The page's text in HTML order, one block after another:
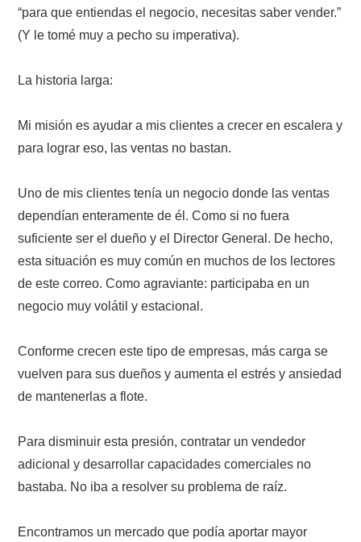
“para que entiendas el negocio, necesitas saber vender.”
(Y le tomé muy a pecho su imperativa).
La historia larga:
Mi misión es ayudar a mis clientes a crecer en escalera y
para lograr eso, las ventas no bastan.
Uno de mis clientes tenía un negocio donde las ventas
dependían enteramente de él. Como si no fuera
suficiente ser el dueño y el Director General. De hecho,
esta situación es muy común en muchos de los lectores
de este correo. Como agraviante: participaba en un
negocio muy volátil y estacional.
Conforme crecen este tipo de empresas, más carga se
vuelven para sus dueños y aumenta el estrés y ansiedad
de mantenerlas a flote.
Para disminuir esta presión, contratar un vendedor
adicional y desarrollar capacidades comerciales no
bastaba. No iba a resolver su problema de raíz.
Encontramos un mercado que podía aportar mayor